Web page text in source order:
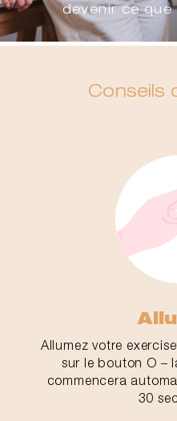
devenir ce
Conseils
Allumez votre
sur le bouton O –
commencera
30